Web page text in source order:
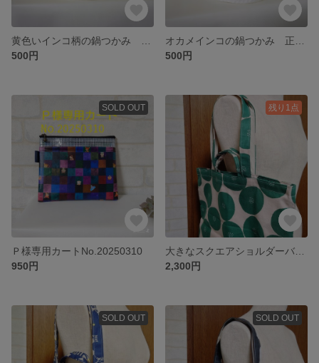
500円
500円
SOLD OUT
Ｐ様専用カートNo.20250310
950円
残り1点
2,300円
SOLD OUT SOLD OUT